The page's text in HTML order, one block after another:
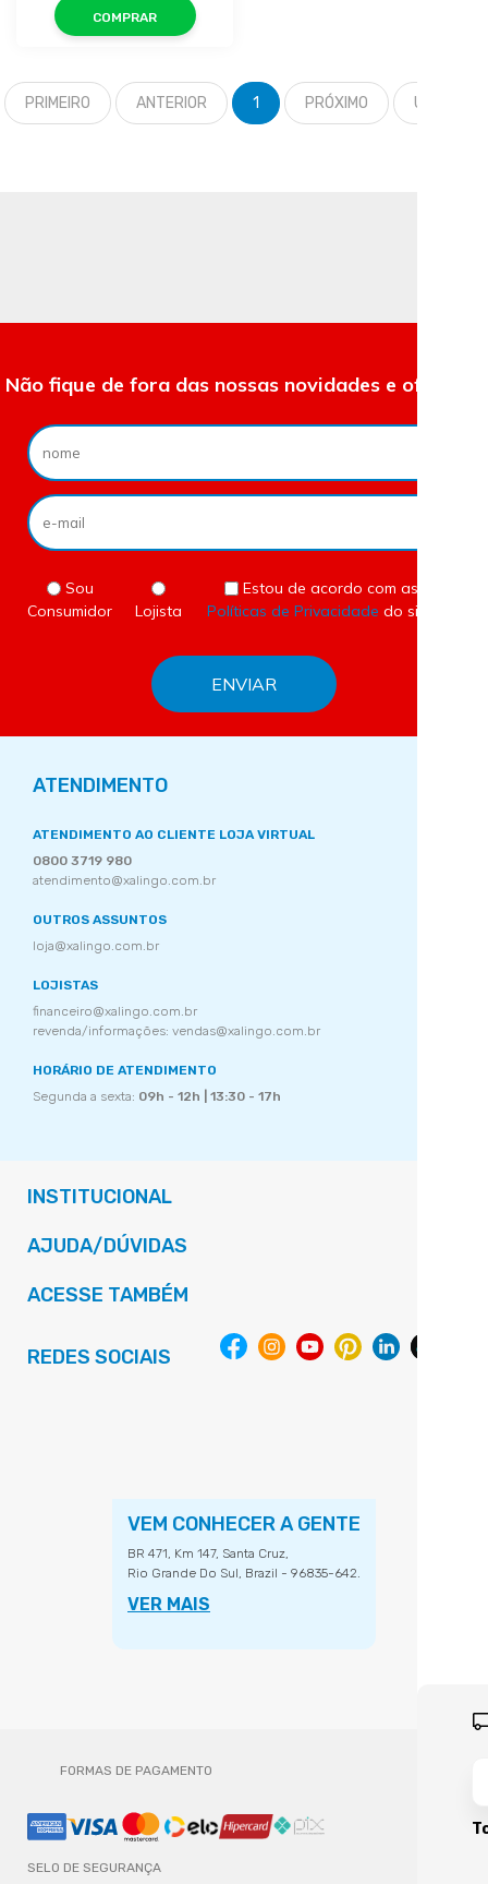
COMPRAR
PRIMEIRO ANTERIOR 1 PRÓXIMO ÚLTIMO
Não fique de fora das nossas novidades e ofertas.
Sou
Consumidor
Lojista
Estou de acordo com as
Políticas de Privacidade do site.
ATENDIMENTO
ATENDIMENTO AO CLIENTE LOJA VIRTUAL
0800 3719 980
atendimento@xalingo.com.br
OUTROS ASSUNTOS
loja@xalingo.com.br
LOJISTAS
financeiro@xalingo.com.br
revenda/informações: vendas@xalingo.com.br
HORÁRIO DE ATENDIMENTO
Segunda a sexta: 09h - 12h | 13:30 - 17h
INSTITUCIONAL
AJUDA/DÚVIDAS
ACESSE TAMBÉM
REDES SOCIAIS
VEM CONHECER A GENTE
BR 471, Km 147, Santa Cruz,
Rio Grande Do Sul, Brazil - 96835-642.
VER MAIS
FORMAS DE PAGAMENTO
SELO DE SEGURANÇA